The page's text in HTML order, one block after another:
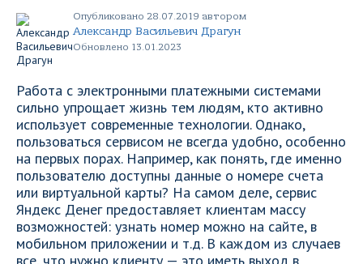
Опубликовано 28.07.2019 автором
Александр Васильевич Драгун
Обновлено 13.01.2023
Работа с электронными платежными системами
сильно упрощает жизнь тем людям, кто активно
использует современные технологии. Однако,
пользоваться сервисом не всегда удобно, особенно
на первых порах. Например, как понять, где именно
пользователю доступны данные о номере счета
или виртуальной карты? На самом деле, сервис
Яндекс Денег предоставляет клиентам массу
возможностей: узнать номер можно на сайте, в
мобильном приложении и т.д. В каждом из случаев